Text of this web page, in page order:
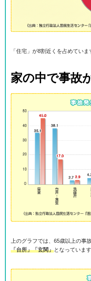
「住宅」が8割近くを占めていま
家の中で事故
上のグラフでは、65歳以上の事
「台所」「玄関」となっています